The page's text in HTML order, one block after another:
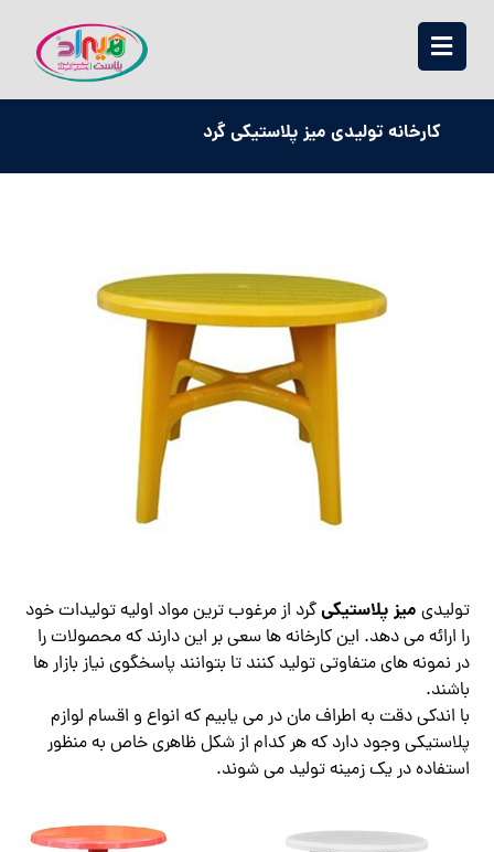
کارخانه تولیدی میز پلاستیکی گرد
تولیدی میز پلاستیکیگرد از مرغوب ترین مواد اولیه تولیدات خود
را ارائه می دهد. این کارخانه ها سعی بر این دارند که محصولات را
در نمونه های متفاوتی تولید کنند تا بتوانند پاسخگوی نیاز بازار ها
باشند.
با اندکی دقت به اطراف مان در می یابیم که انواع و اقسام لوازم
پلاستیکی وجود دارد که هر کدام از شکل ظاهری خاص به منظور
استفاده در یک زمینه تولید می شوند.